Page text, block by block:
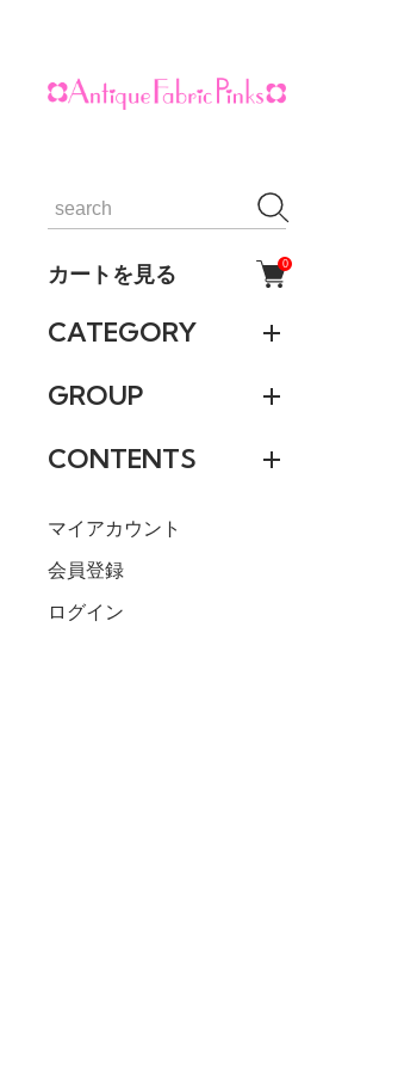
カートを見る 0
CATEGORY
GROUP
CONTENTS
マイアカウント
会員登録
ログイン